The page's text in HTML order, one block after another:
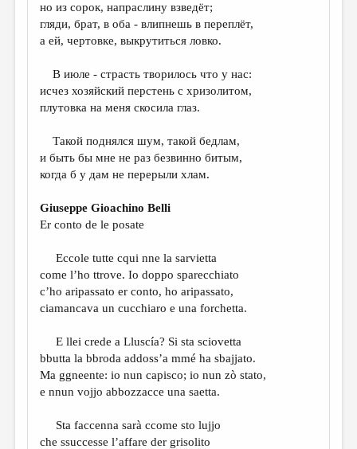
ДАЙДЖЕСТ
ПРОИЗВЕДЕНИЯ
КОНКУРСЫ
КНИЖНАЯ ПОЛКА
ОБЗОР ЛИТЕРАТУРЫ
СТРАНИЦЫ ПАМЯТИ
ОБЪЯВЛЕНИЯ
РЕДКОЛЛЕГИЯ
МАЛАЯ ПРОЗА
ЭССЕИСТИКА
ЛИТЕРАТУРОВЕДЕНИЕ
КУЛЬТУРОВЕДЕНИЕ
но из сорок, напраслину взведёт;
гляди, брат, в оба - влипнешь в переплёт,
а ей, чертовке, выкрутиться ловко.
В июле - страсть творилось что у нас:
исчез хозяйский перстень с хризолитом,
плутовка на меня скосила глаз.
Такой поднялся шум, такой бедлам,
и быть бы мне не раз безвинно битым,
когда б у дам не перерыли хлам.
Giuseppe Gioachino Belli
Er conto de le posate
Eccole tutte cqui nne la sarvietta
come l’ho ttrove. Io doppo sparecchiato
c’ho aripassato er conto, ho aripassato,
ciamancava un cucchiaro e una forchetta.
E llei crede a Lluscía? Si sta sciovetta
bbutta la bbroda addoss’a mmé ha sbajjato.
Ma ggneente: io nun capisco; io nun zò stato,
e nnun vojjo abbozzacce una saetta.
Sta faccenna sarà ccome sto lujjo
che ssuccesse l’affare der grisolito